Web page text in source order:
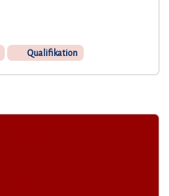
Qualifikation